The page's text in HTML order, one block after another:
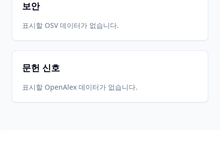
보안
표시할 OSV 데이터가 없습니다.
문헌 신호
표시할 OpenAlex 데이터가 없습니다.